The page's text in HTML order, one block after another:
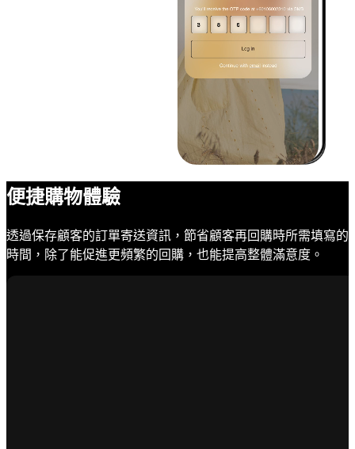
便捷購物體驗
透過保存顧客的訂單寄送資訊，節省顧客再回購時所需填寫的
時間，除了能促進更頻繁的回購，也能提高整體滿意度。